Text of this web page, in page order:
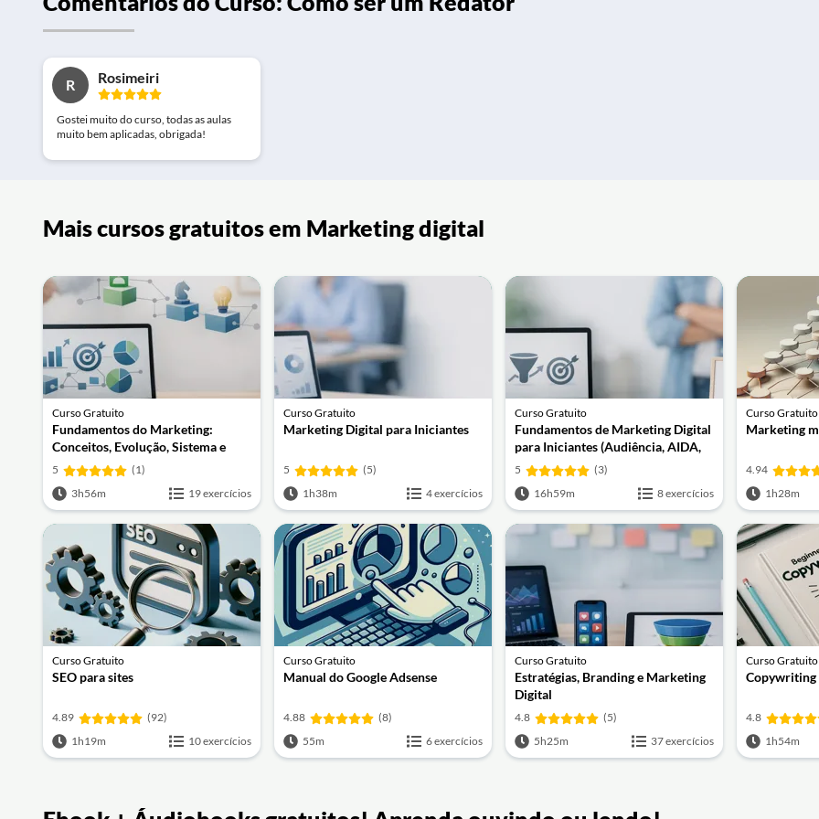
R Rosimeiri
Gostei muito do curso, todas as aulas
muito bem aplicadas, obrigada!
Mais cursos gratuitos em Marketing digital
Curso Gratuito
Fundamentos do Marketing:
Conceitos, Evolução, Sistema e
Ética
5
(1)
3h56m
19 exercícios
Curso Gratuito
Marketing Digital para Iniciantes
5
(5)
1h38m
4 exercícios
Curso Gratuito
Fundamentos de Marketing Digital
para Iniciantes (Audiência, AIDA,
Oferta e Copywriting)
5
(3)
16h59m
8 exercícios
Curso Gratuito
Marketing
4.94
1h28m
Curso Gratuito
SEO para sites
4.89
(92)
1h19m
10 exercícios
Curso Gratuito
Manual do Google Adsense
4.88
(8)
55m
6 exercícios
Curso Gratuito
Estratégias, Branding e Marketing
Digital
4.8
(5)
5h25m
37 exercícios
Curso Gratuito
Copywriting
4.8
1h54m